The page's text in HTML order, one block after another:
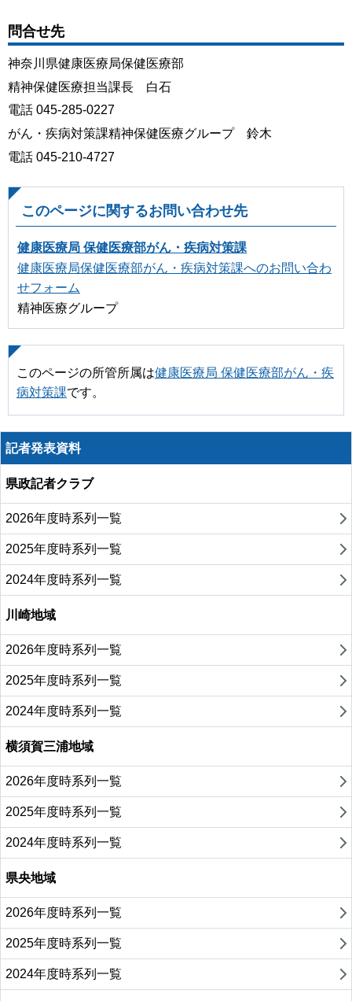
問合せ先
神奈川県健康医療局保健医療部
精神保健医療担当課長 白石
電話 045-285-0227
がん・疾病対策課精神保健医療グループ 鈴木
電話 045-210-4727
このページに関するお問い合わせ先
健康医療局 保健医療部がん・疾病対策課
健康医療局保健医療部がん・疾病対策課へのお問い合わ
せフォーム
精神医療グループ
このページの所管所属は健康医療局 保健医療部がん・疾
病対策課です。
記者発表資料
県政記者クラブ
2026年度時系列一覧
2025年度時系列一覧
2024年度時系列一覧
川崎地域
2026年度時系列一覧
2025年度時系列一覧
2024年度時系列一覧
横須賀三浦地域
2026年度時系列一覧
2025年度時系列一覧
2024年度時系列一覧
県央地域
2026年度時系列一覧
2025年度時系列一覧
2024年度時系列一覧